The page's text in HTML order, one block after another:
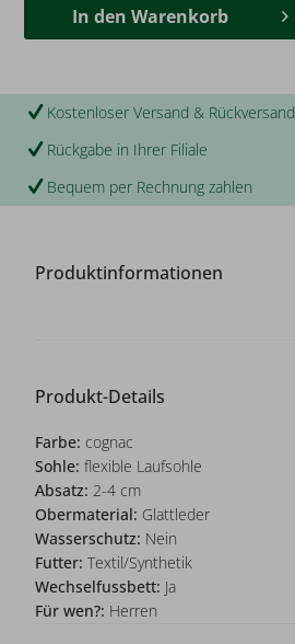
In den Warenkorb
Kostenloser Versand & Rückversand
Rückgabe in Ihrer Filiale
Bequem per Rechnung zahlen
Produktinformationen
Produkt-Details
Farbe: cognac
Sohle: flexible Laufsohle
Absatz: 2-4 cm
Obermaterial: Glattleder
Wasserschutz: Nein
Futter: Textil/Synthetik
Wechselfussbett: Ja
Für wen?: Herren